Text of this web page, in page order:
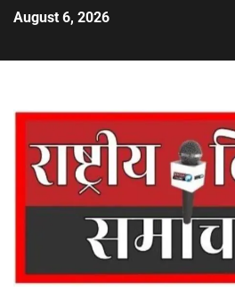
August 6, 2026